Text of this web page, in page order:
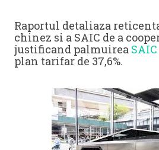
Raportul detaliaza
chinez si a SAIC de a
justificand palmuirea SAIC
plan tarifar de 37,6%.